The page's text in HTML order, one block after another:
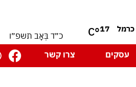
17
°C כ״ד בְּאָב תשפ״ו
עסקים צרו קשר